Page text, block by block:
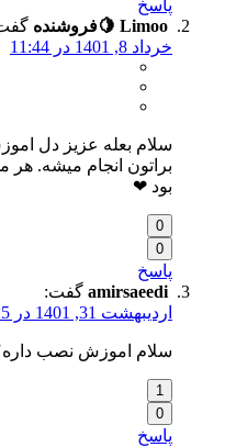
پاسخ
Limoo 🍋
فروشنده
خرداد 8, 1401 در 11:44
سلام بعله عزیز دل
براتون انجام میشه.
بود ❤
0
0
پاسخ
amirsaeedi گفت:
اردیبهشت 31, 1401 در 15:25
سلام اموزش نصب
1
0
پاسخ